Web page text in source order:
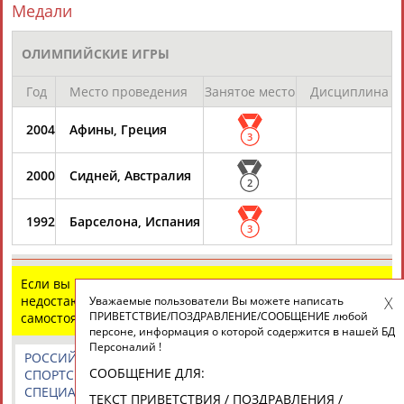
ТАБЛО АКТИВНОСТИ
НАШИ КНОПКИ
Вопросы сотрудничества и совместной деятельности
Стадион, 1998-2026
Разработка и поддержка ООО НАИТ «Стадион»
Адресов в новостной рассылке: 996
Подпишись
Медали
ОЛИМПИЙСКИЕ ИГРЫ
Год Место проведения Занятое место Дисциплина
2004 Афины, Греция 3
2000 Сидней, Австралия 2
1992 Барселона, Испания 3
Если вы нашли ошибку в данных или имеете
недостающую информацию, внесите изменения
самостоятельно
КОММЕНТАРИИ
СПОРТИВНЫЕ
ОРГАНИЗАЦИИ
РОССИЙСКИЕ
СПОРТСМЕНЫ,
СПЕЦИАЛИСТЫ
Уважаемые пользователи Вы можете написать
ПРИВЕТСТВИЕ/ПОЗДРАВЛЕНИЕ/СООБЩЕНИЕ любой
персоне, информация о которой содержится в нашей БД
Персоналий !
СООБЩЕНИЕ ДЛЯ:
ТЕКСТ ПРИВЕТСТВИЯ / ПОЗДРАВЛЕНИЯ /